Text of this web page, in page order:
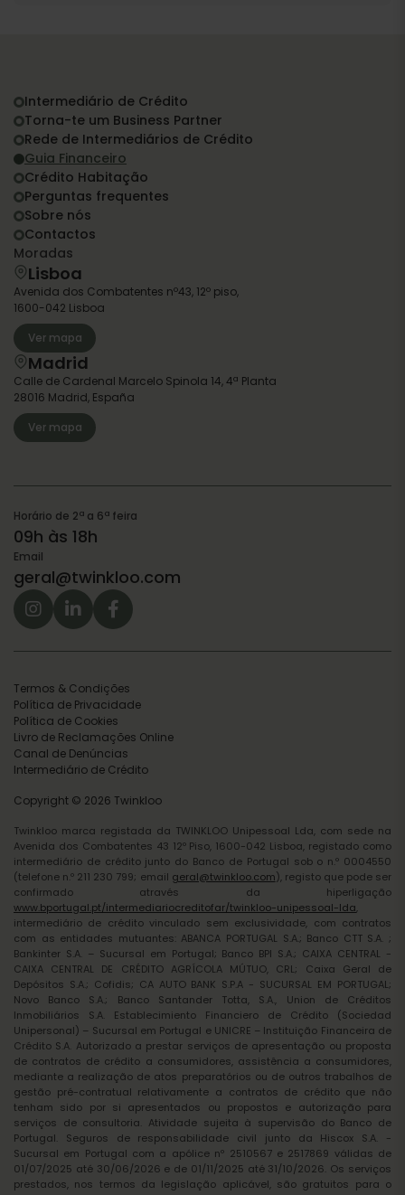
Intermediário de Crédito
Torna-te um Business Partner
Rede de Intermediários de Crédito
Guia Financeiro
Crédito Habitação
Perguntas frequentes
Sobre nós
Contactos
Moradas
Lisboa
Avenida dos Combatentes nº43, 12º piso,
1600-042 Lisboa
Ver mapa
Madrid
Calle de Cardenal Marcelo Spinola 14, 4ª Planta
28016 Madrid, España
Ver mapa
Horário de 2ª a 6ª feira
09h às 18h
Email
geral@twinkloo.com
Termos & Condições
Política de Privacidade
Política de Cookies
Livro de Reclamações Online
Canal de Denúncias
Intermediário de Crédito
Copyright © 2026 Twinkloo
Twinkloo marca registada da TWINKLOO Unipessoal Lda, com sede na
Avenida dos Combatentes 43 12º Piso, 1600-042 Lisboa, registado como
intermediário de crédito junto do Banco de Portugal sob o n.º 0004550
(telefone n.º 211 230 799; email geral@twinkloo.com), registo que pode ser
confirmado através da hiperligação
www.bportugal.pt/intermediariocreditofar/twinkloo-unipessoal-lda,
intermediário de crédito vinculado sem exclusividade, com contratos
com as entidades mutuantes: ABANCA PORTUGAL S.A.; Banco CTT S.A. ;
Bankinter S.A. – Sucursal em Portugal; Banco BPI S.A.; CAIXA CENTRAL -
CAIXA CENTRAL DE CRÉDITO AGRÍCOLA MÚTUO, CRL; Caixa Geral de
Depósitos S.A.; Cofidis; CA AUTO BANK S.P.A - SUCURSAL EM PORTUGAL;
Novo Banco S.A.; Banco Santander Totta, S.A., Union de Créditos
Inmobiliários S.A. Establecimiento Financiero de Crédito (Sociedad
Unipersonal) – Sucursal em Portugal e UNICRE – Instituição Financeira de
Crédito S.A. Autorizado a prestar serviços de apresentação ou proposta
de contratos de crédito a consumidores, assistência a consumidores,
mediante a realização de atos preparatórios ou de outros trabalhos de
gestão pré-contratual relativamente a contratos de crédito que não
tenham sido por si apresentados ou propostos e autorização para
serviços de consultoria. Atividade sujeita à supervisão do Banco de
Portugal. Seguros de responsabilidade civil junto da Hiscox S.A. -
Sucursal em Portugal com a apólice nº 2510567 e 2517869 válidas de
01/07/2025 até 30/06/2026 e de 01/11/2025 até 31/10/2026. Os serviços
prestados, nos termos da legislação aplicável, são gratuitos para o